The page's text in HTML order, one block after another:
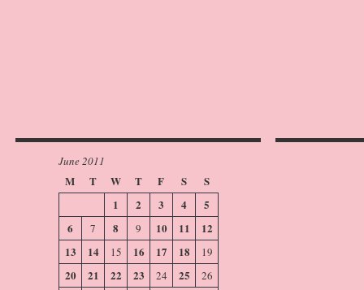
June 2011
M T W T F S
S
1
2 3 4
5
6
7 8 9 10 11
12
13
14 15 16 17 18 19
20 21 22 23 24 25 26